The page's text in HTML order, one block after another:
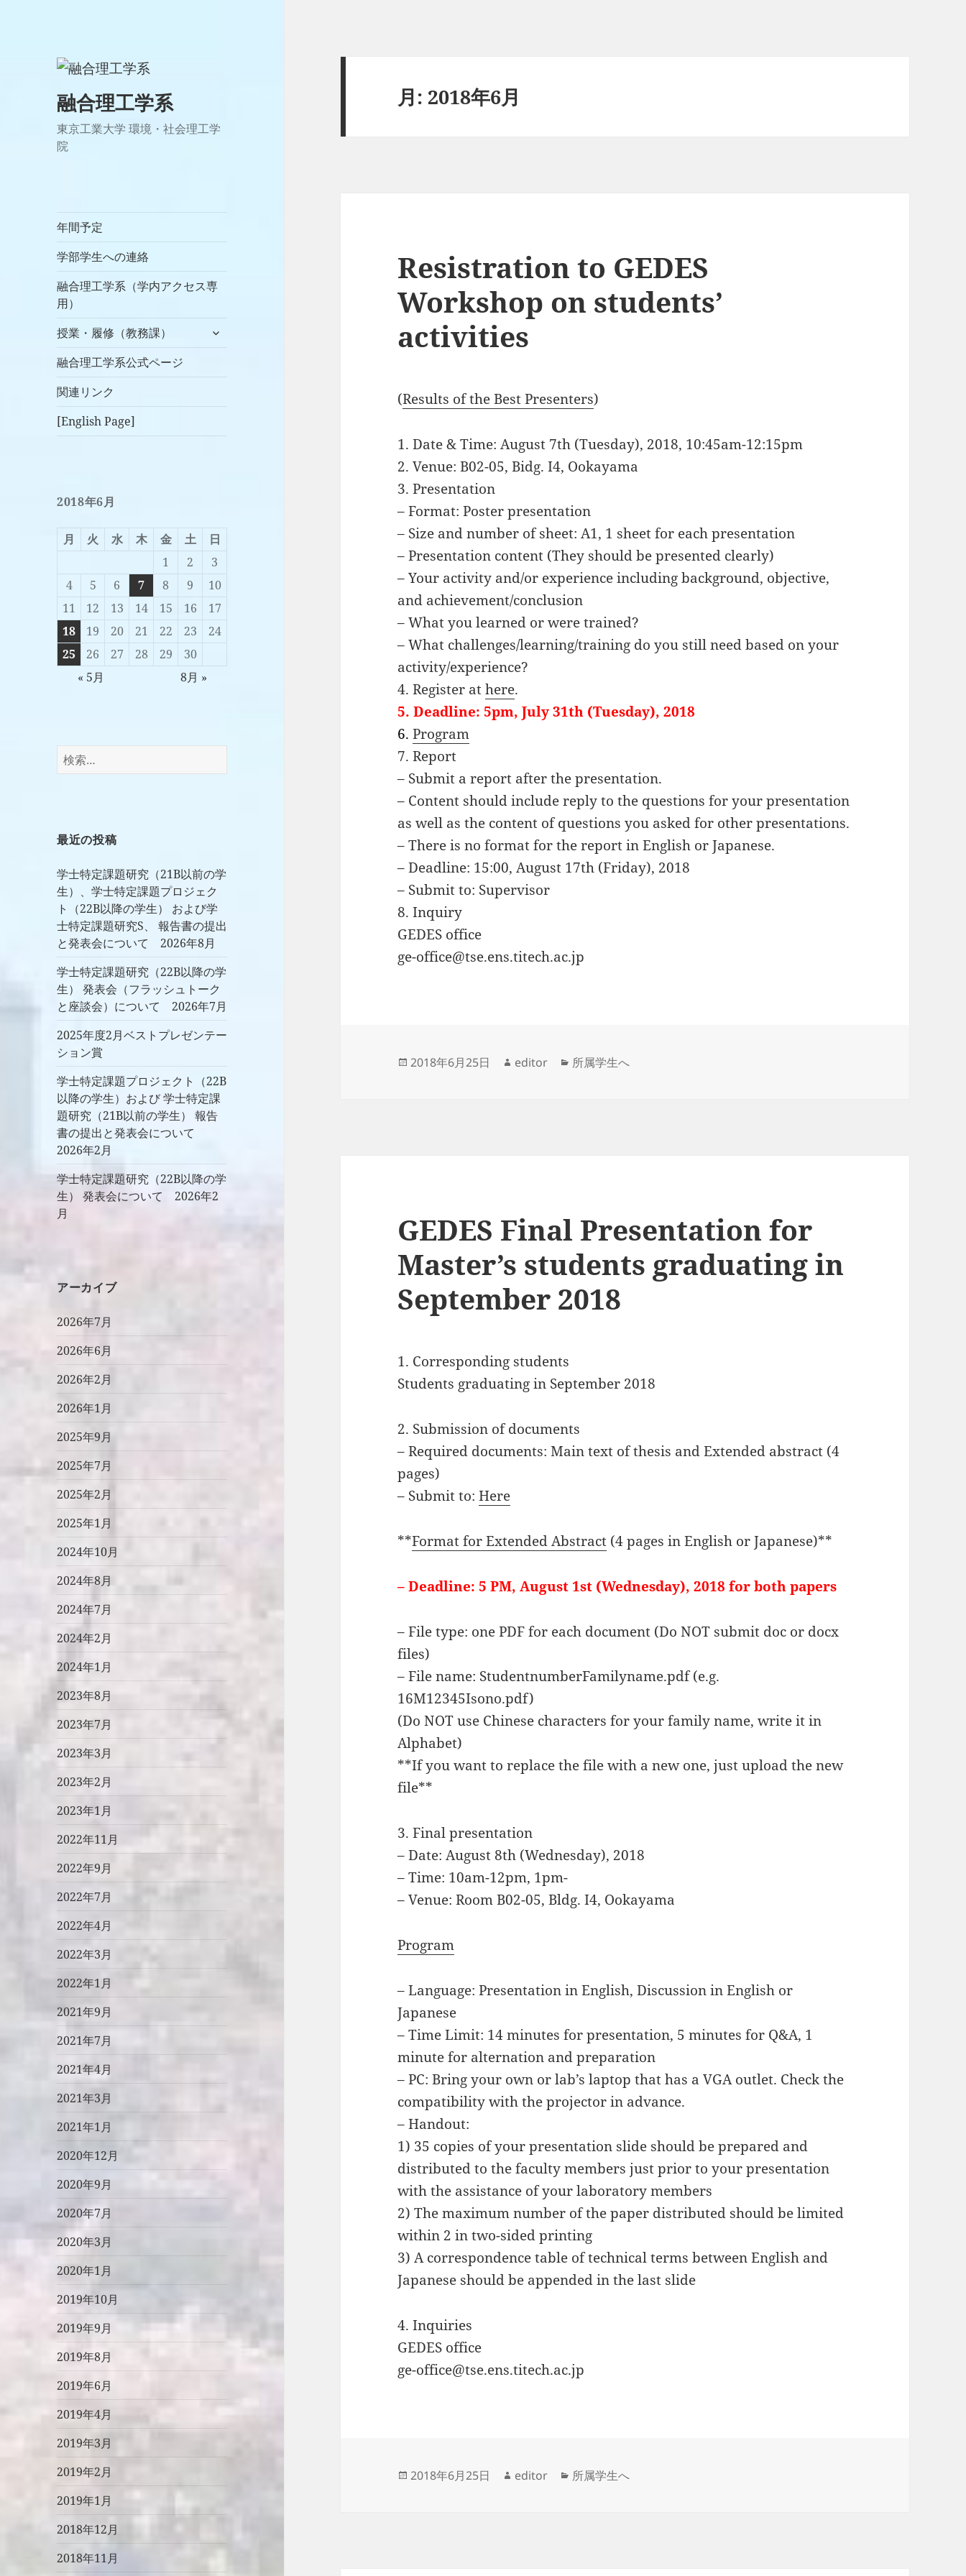
融合理工学系
東京工業大学 環境・社会理工学
院
年間予定
学部学生への連絡
融合理工学系（学内アクセス専
用）
授業・履修（教務課）
サ
融合理工学系公式ページ
関連リンク
[English Page]
2018年6月
月 火 水 木 金 土
日
1
2
3
4
5 6 7 8 9
10
11
12 13 14 15 16
17
18
19 20 21 22 23
24
25
26 27 28 29
30
« 5月
8月 »
検
索:
最近の投稿
学士特定課題研究（21B以前の学
生）、学士特定課題プロジェク
ト（22B以降の学生） および学
士特定課題研究S、 報告書の提出
と発表会について 2026年8月
学士特定課題研究（22B以降の学
生） 発表会（フラッシュトーク
と座談会）について 2026年7月
2025年度2月ベストプレゼンテー
ション賞
学士特定課題プロジェクト（22B
以降の学生）および 学士特定課
題研究（21B以前の学生） 報告
書の提出と発表会について
2026年2月
学士特定課題研究（22B以降の学
生） 発表会について 2026年2
月
アーカイブ
2026年7月
2026年6月
2026年2月
2026年1月
2025年9月
2025年7月
2025年2月
2025年1月
2024年10月
2024年8月
2024年7月
2024年2月
2024年1月
2023年8月
2023年7月
2023年3月
2023年2月
2023年1月
2022年11月
2022年9月
2022年7月
2022年4月
2022年3月
2022年1月
2021年9月
2021年7月
2021年4月
2021年3月
2021年1月
2020年12月
2020年9月
2020年7月
2020年3月
2020年1月
2019年10月
2019年9月
2019年8月
2019年6月
2019年4月
2019年3月
2019年2月
2019年1月
2018年12月
2018年11月
月: 2018年6月
Resistration to GEDES
Workshop on students’
activities
(Results of the Best Presenters)
1. Date & Time: August 7th (Tuesday), 2018, 10:45am-12:15pm
2. Venue: B02-05, Bidg. I4, Ookayama
3. Presentation
– Format: Poster presentation
– Size and number of sheet: A1, 1 sheet for each presentation
– Presentation content (They should be presented clearly)
– Your activity and/or experience including background, objective,
and achievement/conclusion
– What you learned or were trained?
– What challenges/learning/training do you still need based on your
activity/experience?
4. Register athere.
5. Deadline: 5pm, July 31th (Tuesday), 2018
6.Program
7. Report
– Submit a report after the presentation.
– Content should include reply to the questions for your presentation
as well as the content of questions you asked for other presentations.
– There is no format for the report in English or Japanese.
– Deadline: 15:00, August 17th (Friday), 2018
– Submit to: Supervisor
8. Inquiry
GEDES office
ge-office@tse.ens.titech.ac.jp
投
2018年6月25日
作
editor
カ
所属学生へ
GEDES Final Presentation for
Master’s students graduating in
September 2018
1. Corresponding students
Students graduating in September 2018
2. Submission of documents
– Required documents: Main text of thesis and Extended abstract (4
pages)
– Submit to:Here
**Format for Extended Abstract (4 pages in English or Japanese)**
– Deadline: 5 PM, August 1st (Wednesday), 2018 for both papers
– File type: one PDF for each document (Do NOT submit doc or docx
files)
– File name: StudentnumberFamilyname.pdf (e.g.
16M12345Isono.pdf)
(Do NOT use Chinese characters for your family name, write it in
Alphabet)
**If you want to replace the file with a new one, just upload the new
file**
3. Final presentation
– Date: August 8th (Wednesday), 2018
– Time: 10am-12pm, 1pm-
– Venue: Room B02-05, Bldg. I4, Ookayama
Program
– Language: Presentation in English, Discussion in English or
Japanese
– Time Limit: 14 minutes for presentation, 5 minutes for Q&A, 1
minute for alternation and preparation
– PC: Bring your own or lab’s laptop that has a VGA outlet. Check the
compatibility with the projector in advance.
– Handout:
1) 35 copies of your presentation slide should be prepared and
distributed to the faculty members just prior to your presentation
with the assistance of your laboratory members
2) The maximum number of the paper distributed should be limited
within 2 in two-sided printing
3) A correspondence table of technical terms between English and
Japanese should be appended in the last slide
4. Inquiries
GEDES office
ge-office@tse.ens.titech.ac.jp
投
2018年6月25日
作
editor
カ
所属学生へ